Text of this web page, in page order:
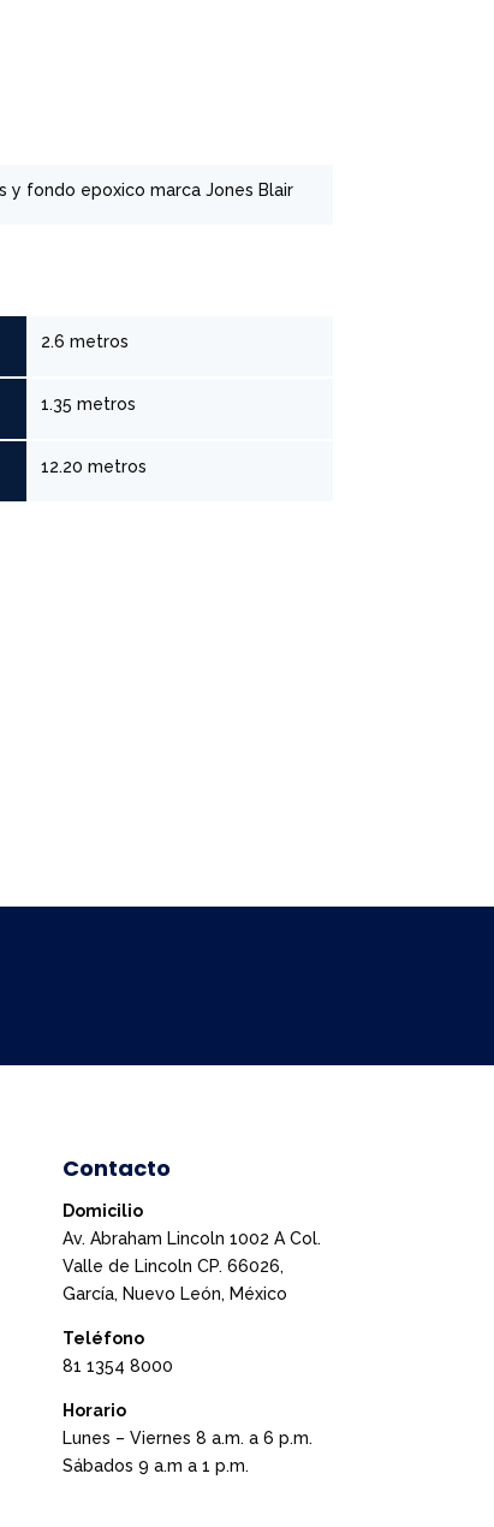
y fondo epoxico marca Jones Blair
2.6 metros
1.35 metros
12.20 metros
Contacto
Domicilio
Av. Abraham Lincoln 1002 A Col.
Valle de Lincoln CP. 66026,
García, Nuevo León, México
Teléfono
81 1354 8000
Horario
Lunes – Viernes 8 a.m. a 6 p.m.
Sábados 9 a.m a 1 p.m.